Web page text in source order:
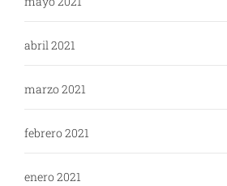
abril 2021
marzo 2021
febrero 2021
enero 2021